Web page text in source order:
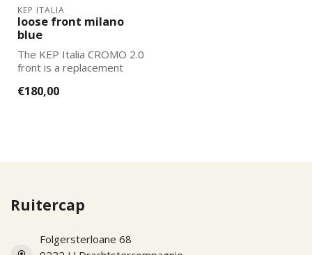
KEP ITALIA
loose front milano
blue
The KEP Italia CROMO 2.0
front is a replacement
Italias. Ea...
€180,00
Ruitercap
Folgersterloane 68